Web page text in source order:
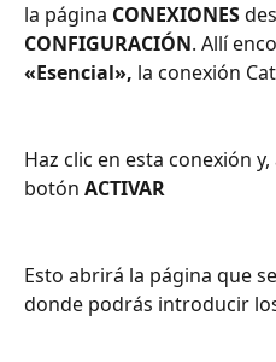
la página CONEXIONES
CONFIGURACIÓN. Allí
«Esencial», la conexión
Haz clic en esta conexión
botón ACTIVAR
Esto abrirá la página que
donde podrás introducir